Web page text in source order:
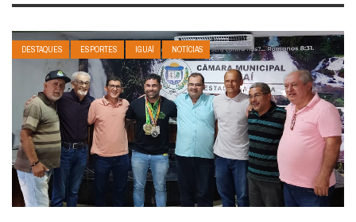
DESTAQUES ESPORTES IGUAÍ NOTÍCIAS